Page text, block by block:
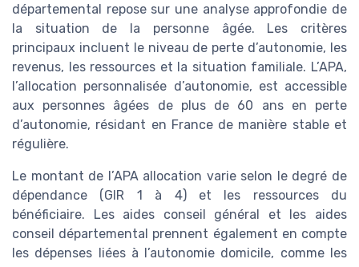
départemental repose sur une analyse approfondie de
la situation de la personne âgée. Les critères
principaux incluent le niveau de perte d’autonomie, les
revenus, les ressources et la situation familiale. L’APA,
l’allocation personnalisée d’autonomie, est accessible
aux personnes âgées de plus de 60 ans en perte
d’autonomie, résidant en France de manière stable et
régulière.
Le montant de l’APA allocation varie selon le degré de
dépendance (GIR 1 à 4) et les ressources du
bénéficiaire. Les aides conseil général et les aides
conseil départemental prennent également en compte
les dépenses liées à l’autonomie domicile, comme les